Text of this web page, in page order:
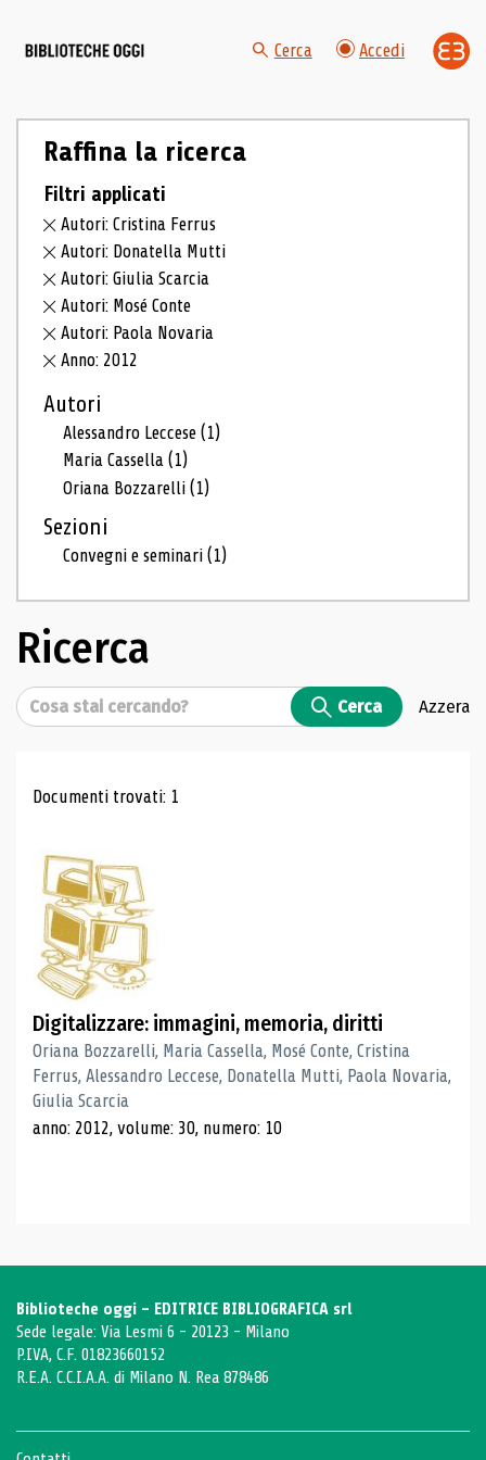
Cerca Accedi
Raffina la ricerca
Filtri applicati
Autori: Cristina Ferrus
Autori: Donatella Mutti
Autori: Giulia Scarcia
Autori: Mosé Conte
Autori: Paola Novaria
Anno: 2012
Autori
Alessandro Leccese(1)
Maria Cassella(1)
Oriana Bozzarelli(1)
Sezioni
Convegni e seminari(1)
Ricerca
Cerca Cerca Azzera
Risultati di ricerca
Documenti trovati: 1
Digitalizzare: immagini, memoria, diritti
Oriana Bozzarelli, Maria Cassella, Mosé Conte, Cristina
Ferrus, Alessandro Leccese, Donatella Mutti, Paola Novaria,
Giulia Scarcia
anno: 2012, volume: 30, numero: 10
Biblioteche oggi - EDITRICE BIBLIOGRAFICA srl
Sede legale: Via Lesmi 6 - 20123 - Milano
P.IVA, C.F. 01823660152
R.E.A. C.C.I.A.A. di Milano N. Rea 878486